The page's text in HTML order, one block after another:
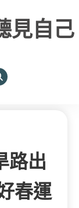
見自己
路出
春運